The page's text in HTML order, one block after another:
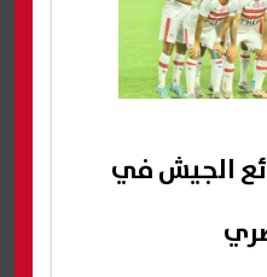
الجيش في